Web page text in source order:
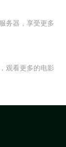
务器，享受更多
观看更多的电影